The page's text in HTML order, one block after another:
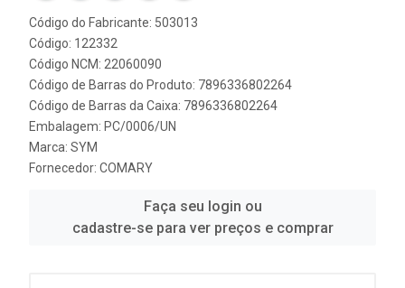
Código do Fabricante: 503013
Código: 122332
Código NCM: 22060090
Código de Barras do Produto: 7896336802264
Código de Barras da Caixa: 7896336802264
Embalagem: PC/0006/UN
Marca: SYM
Fornecedor: COMARY
Faça seu login ou
cadastre-se para ver preços e comprar